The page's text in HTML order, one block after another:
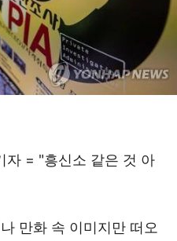
자 = "흥신소 같은 것 아
만화 속 이미지만 떠오